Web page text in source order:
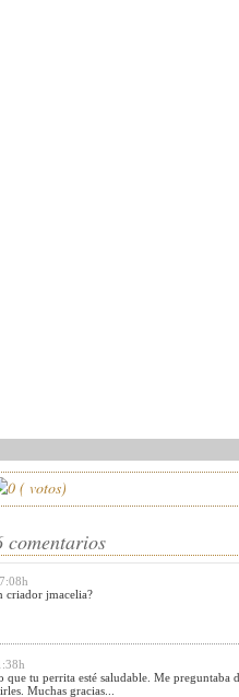
( votos)
comentarios
criador jmacelia?
que tu perrita esté saludable. Me preguntaba
Muchas gracias...